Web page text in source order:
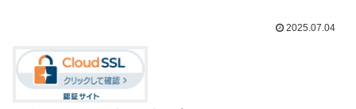
2025.07.04